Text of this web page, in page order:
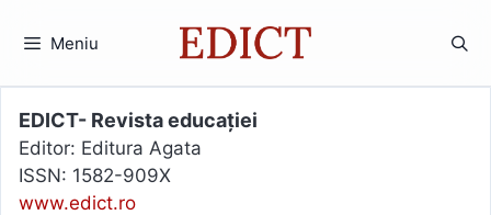
Meniu
EDICT- Revista educației
Editor: Editura Agata
ISSN: 1582-909X
www.edict.ro